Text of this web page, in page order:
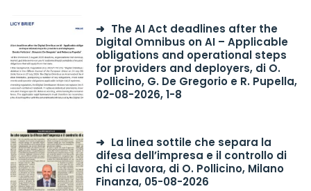
The AI Act deadlines after the
Digital Omnibus on AI – Applicable
obligations and operational steps
for providers and deployers, di O.
Pollicino, G. De Gregorio e R. Pupella,
02-08-2026, 1-8
La linea sottile che separa la
difesa dell’impresa e il controllo di
chi ci lavora, di O. Pollicino, Milano
Finanza, 05-08-2026